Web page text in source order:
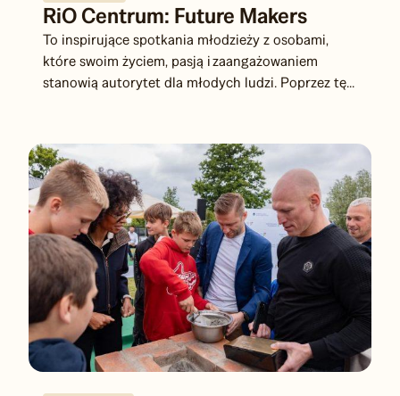
RiO Centrum: Future Makers
To inspirujące spotkania młodzieży z osobami,
które swoim życiem, pasją i zaangażowaniem
stanowią autorytet dla młodych ludzi. Poprzez tę...